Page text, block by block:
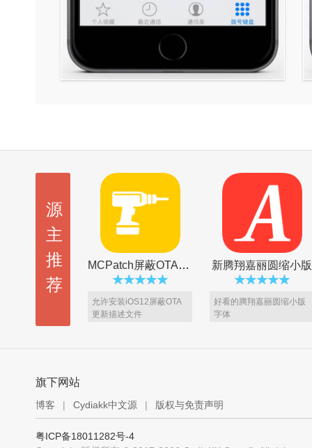
源
主
推
荐
MCPatch屏蔽OTA更新
允许安装iOS12屏蔽OTA
更新描述文件
新腾翔嘉丽圆缩小版
好看的腾翔嘉丽圆缩小版
字体
BlackOrs 2 主题 [VIP5专享] Amara XI 主题 [VIP5专享]
旗下网站
博客 | Cydiakk中文源 | 版权与免责声明
粤ICP备18011282号-4